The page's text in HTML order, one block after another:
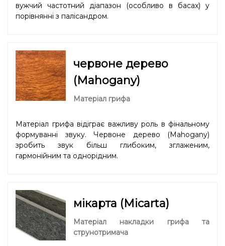
вужчий частотний діапазон (особливо в басах) у
порівнянні з палісандром.
червоне дерево
(Mahogany)
Матеріал грифа
Матеріал грифа відіграє важливу роль в фінальному
формуванні звуку. Червоне дерево (Mahogany)
зробить звук більш глибоким, зглаженим,
гармонійним та однорідним.
мікарта (Micarta)
Матеріал накладки грифа та
струнотримача